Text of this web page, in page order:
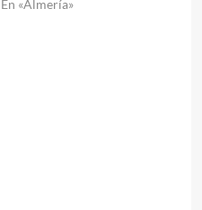
En «Almería»